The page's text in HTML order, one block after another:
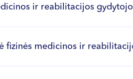
ir reabilitacijos
fizinės medicinos ir